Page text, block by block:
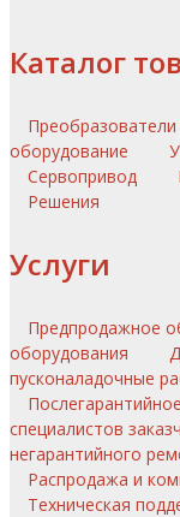
Каталог
оборудование
Сервопривод
Решения
Услуги
Предпродажное
оборудования
пусконаладочные
специалистов
негарантийного
Распродажа и
Техническая